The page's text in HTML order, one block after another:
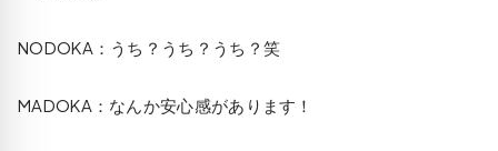
NODOKA ：うち？うち？うち？笑
MADOKA ：なんか安心感があります！